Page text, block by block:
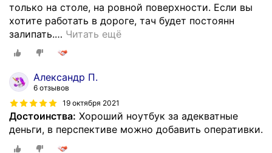
только на столе, на ровной поверхности. Если вы
хотите работать в дороге, тач будет постоянн
залипать.… Читать ещё
Александр П.
6 отзывов
19 октября 2021
Достоинства: Хороший ноутбук за адекватные
деньги, в перспективе можно добавить оперативки.